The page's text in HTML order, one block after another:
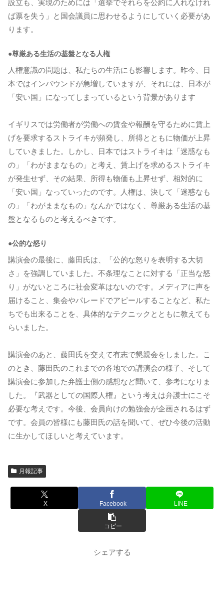
設立も、実現のためには「選挙でそれらを公約に入れなけれ
ば票を失う」と国会議員に思わせるようにしていく必要があ
ります。
●尊厳ある生活の基盤となる人権
人権意識の問題は、私たちの生活にも影響します。昨今、日
本ではインバウンドが急増していますが、それには、日本が
「安い国」になってしまっているという背景があります
イギリスでは労働者が労働への賃金や報酬を守るために賃上
げを要求するストライキが頻発し、所得とともに物価が上昇
していきました。しかし、日本ではストライキは「迷惑なも
の」「わがままなもの」と考え、賃上げを求めるストライキ
が発生せず、その結果、所得も物価も上昇せず、相対的に
「安い国」なっていったのです。人権は、決して「迷惑なも
の」「わがままなもの」なんかではなく、尊厳ある生活の基
盤となるものと考えるべきです。
●公的な怒り
講演会の最後に、藤田氏は、「公的な怒りを表明する大切
さ」を強調していました。不条理なことに対する「正当な怒
り」がないところに社会変革はないのです。メディアに声を
届けること、集会やパレードでアピールすることなど、私た
ちでも出来ることを、具体的なテクニックとともに教えても
らいました。
講演会のあと、藤田氏を交えて有志で懇親会をしました。こ
のとき、藤田氏のこれまでの各地での講演会の様子、そして
講演会に参加した弁護士側の感想など聞いて、参考になりま
した。『武器としての国際人権』という考えは弁護士にこそ
必要な考えです。今後、会員向けの勉強会が企画されるはず
です。会員の皆様にも藤田氏の話を聞いて、ぜひ今後の活動
に生かしてほしいと考えています。
月報記事
X Facebook LINE
コピー
シェアする